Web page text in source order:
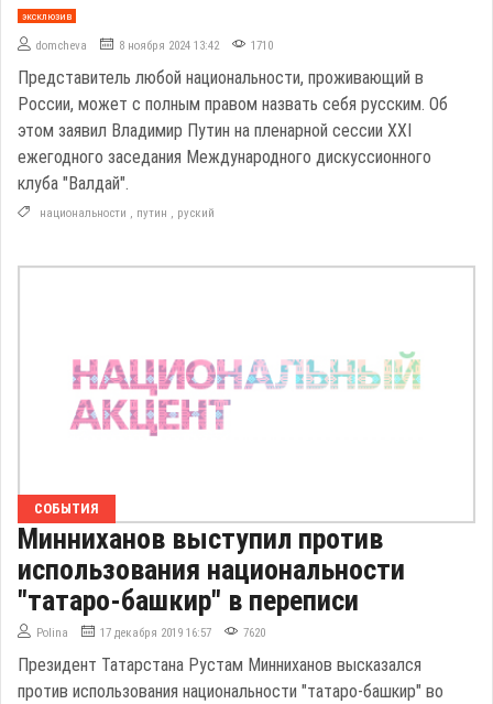
эксклюзив
domcheva 8 ноября 2024 13:42 1710
Представитель любой национальности, проживающий в
России, может с полным правом назвать себя русским. Об
этом заявил Владимир Путин на пленарной сессии XXI
ежегодного заседания Международного дискуссионного
клуба "Валдай".
национальности , путин , руский
СОБЫТИЯ
Минниханов выступил против
использования национальности
"татаро-башкир" в переписи
Polina 17 декабря 2019 16:57 7620
Президент Татарстана Рустам Минниханов высказался
против использования национальности "татаро-башкир" во